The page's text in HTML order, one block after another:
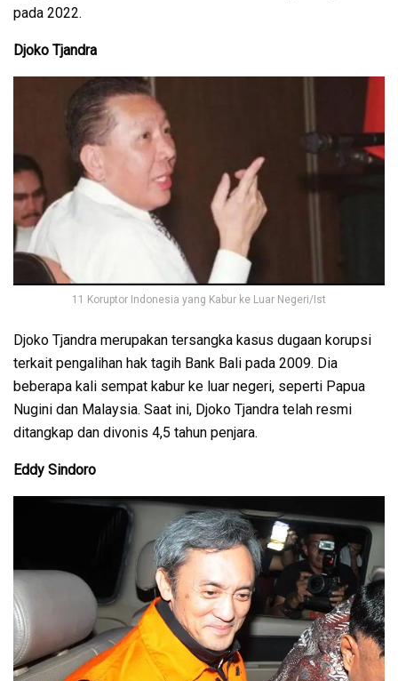
pada 2022.
Djoko Tjandra
11 Koruptor Indonesia yang Kabur ke Luar Negeri/Ist
Djoko Tjandra merupakan tersangka kasus dugaan korupsi
terkait pengalihan hak tagih Bank Bali pada 2009. Dia
beberapa kali sempat kabur ke luar negeri, seperti Papua
Nugini dan Malaysia. Saat ini, Djoko Tjandra telah resmi
ditangkap dan divonis 4,5 tahun penjara.
Eddy Sindoro